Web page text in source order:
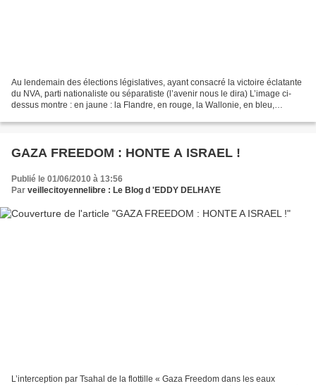
Au lendemain des élections législatives, ayant consacré la victoire éclatante
du NVA, parti nationaliste ou séparatiste (l’avenir nous le dira) L’image ci-
dessus montre : en jaune : la Flandre, en rouge, la Wallonie, en bleu,
GAZA FREEDOM : HONTE A ISRAEL !
Publié le 01/06/2010 à 13:56
Par veillecitoyennelibre : Le Blog d 'EDDY DELHAYE
L’interception par Tsahal de la flottille « Gaza Freedom dans les eaux